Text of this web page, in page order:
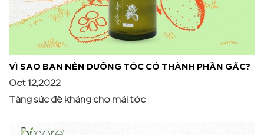
VÌ SAO BẠN NÊN DƯỠNG TÓC CÓ THÀNH PHẦN GẤC?
Oct 12,2022
Tăng sức đề kháng cho mái tóc